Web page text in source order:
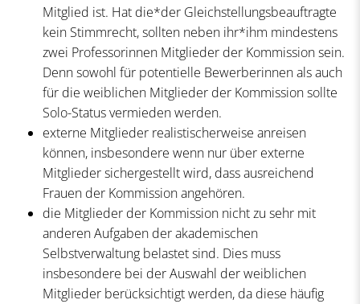
Mitglied ist. Hat die*der Gleichstellungsbeauftragte
kein Stimmrecht, sollten neben ihr*ihm mindestens
zwei Professorinnen Mitglieder der Kommission sein.
Denn sowohl für potentielle Bewerberinnen als auch
für die weiblichen Mitglieder der Kommission sollte
Solo-Status vermieden werden.
externe Mitglieder realistischerweise anreisen
können, insbesondere wenn nur über externe
Mitglieder sichergestellt wird, dass ausreichend
Frauen der Kommission angehören.
die Mitglieder der Kommission nicht zu sehr mit
anderen Aufgaben der akademischen
Selbstverwaltung belastet sind. Dies muss
insbesondere bei der Auswahl der weiblichen
Mitglieder berücksichtigt werden, da diese häufig